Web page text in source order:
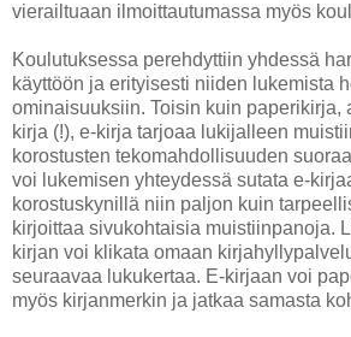
vierailtuaan ilmoittautumassa myös
Koulutuksessa perehdyttiin yhdessä
käyttöön ja erityisesti niiden lukemista
ominaisuuksiin. Toisin kuin paperikirja,
kirja (!), e-kirja tarjoaa lukijalleen
korostusten tekomahdollisuuden
voi lukemisen yhteydessä sutata e-
korostuskynillä niin paljon kuin
kirjoittaa sivukohtaisia muistiinpanoja.
kirjan voi klikata omaan
seuraavaa lukukertaa. E-kirjaan voi
myös kirjanmerkin ja jatkaa samasta